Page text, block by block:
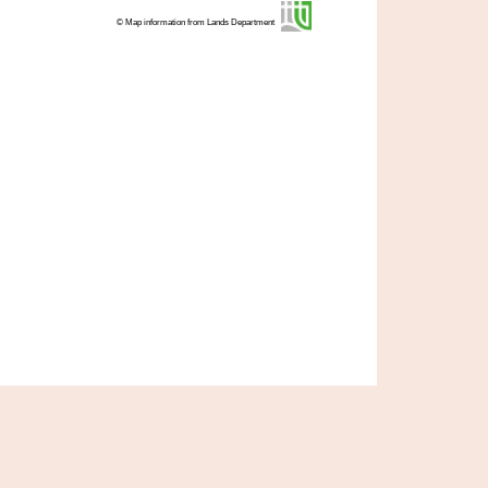
© Map information from Lands Department